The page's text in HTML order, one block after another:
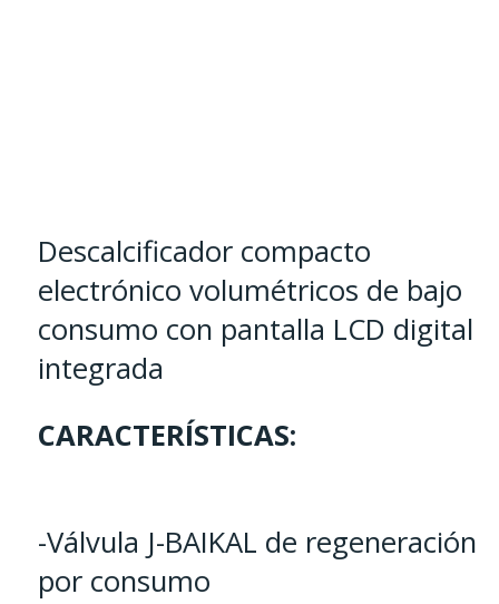
Descalcificador compacto
electrónico volumétricos de bajo
consumo con pantalla LCD digital
integrada
CARACTERÍSTICAS:
-Válvula J-BAIKAL de regeneración
por consumo